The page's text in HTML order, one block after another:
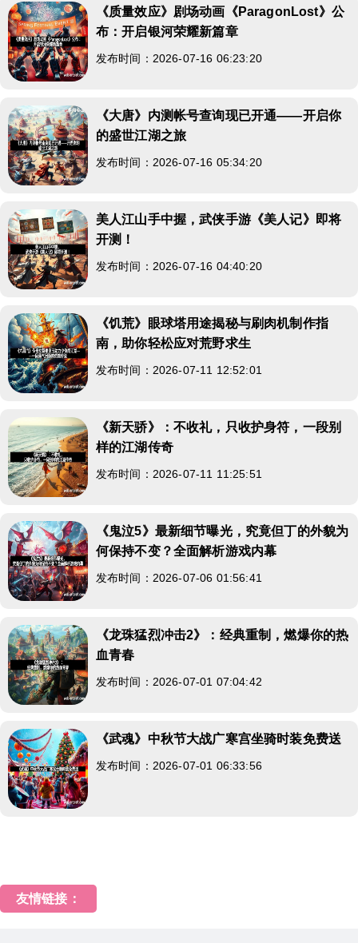
《质量效应》剧场动画《ParagonLost》公
布：开启银河荣耀新篇章
发布时间：2026-07-16 06:23:20
《大唐》内测帐号查询现已开通——开启你
的盛世江湖之旅
发布时间：2026-07-16 05:34:20
美人江山手中握，武侠手游《美人记》即将
开测！
发布时间：2026-07-16 04:40:20
《饥荒》眼球塔用途揭秘与刷肉机制作指
南，助你轻松应对荒野求生
发布时间：2026-07-11 12:52:01
《新天骄》：不收礼，只收护身符，一段别
样的江湖传奇
发布时间：2026-07-11 11:25:51
《鬼泣5》最新细节曝光，究竟但丁的外貌为
何保持不变？全面解析游戏内幕
发布时间：2026-07-06 01:56:41
《龙珠猛烈冲击2》：经典重制，燃爆你的热
血青春
发布时间：2026-07-01 07:04:42
《武魂》中秋节大战广寒宫坐骑时装免费送
发布时间：2026-07-01 06:33:56
友情链接：